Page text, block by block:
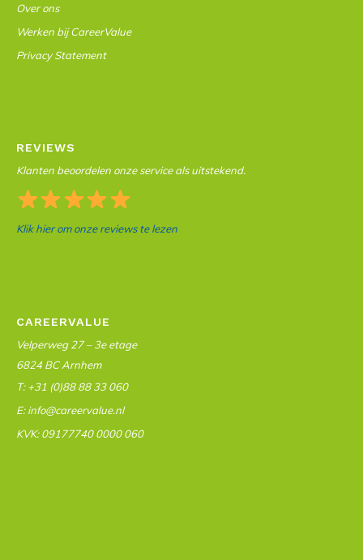
Over ons
Werken bij CareerValue
Privacy Statement
REVIEWS
Klanten beoordelen onze service als uitstekend.
Klik hier om onze reviews te lezen
CAREERVALUE
Velperweg 27 – 3e etage
6824 BC Arnhem
T: +31 (0)88 88 33 060
E: info@careervalue.nl
KVK: 09177740 0000 060